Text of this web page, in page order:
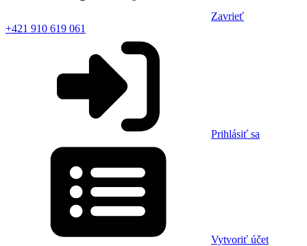
Zavrieť
+421 910 619 061
Prihlásiť sa
Vytvoriť účet